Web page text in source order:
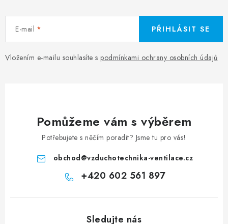
E-mail
Vložením e-mailu souhlasíte s podmínkami ochrany osobních údajů
PŘIHLÁSIT SE
Pomůžeme vám s výběrem
Potřebujete s něčím poradit? Jsme tu pro vás!
obchod@vzduchotechnika-ventilace.cz
+420 602 561 897